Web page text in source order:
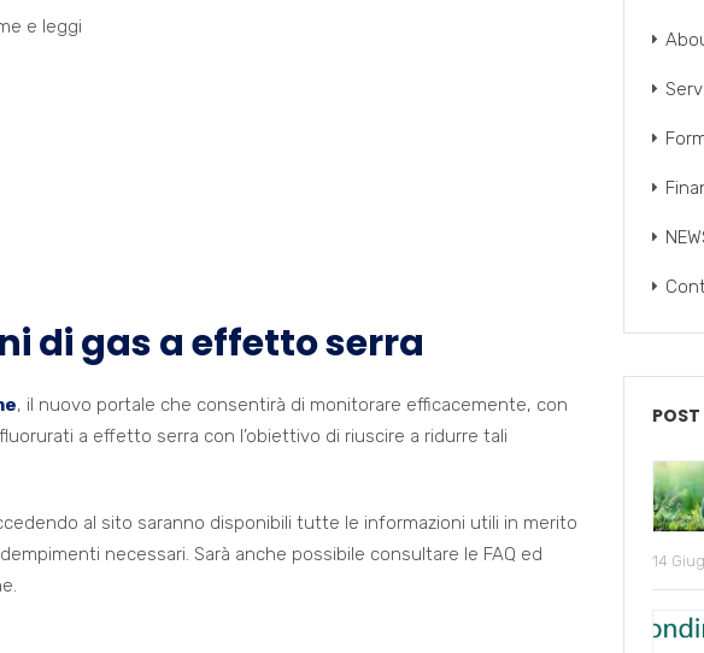
e leggi
di gas a effetto serra
, il nuovo portale che consentirà di monitorare efficacemente, con
a effetto serra con l’obiettivo di riuscire a ridurre tali
al sito saranno disponibili tutte le informazioni utili in merito
necessari. Sarà anche possibile consultare le FAQ ed
POST
14